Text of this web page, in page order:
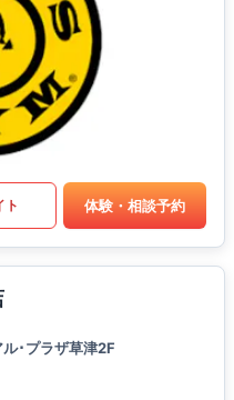
ト 体験・相談予約
･プラザ草津2F